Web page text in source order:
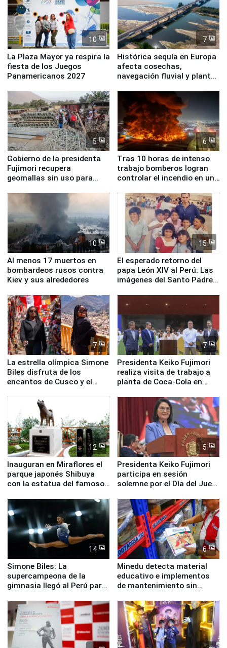
10
La Plaza Mayor ya respira la
fiesta de los Juegos
Panamericanos 2027
7
Histórica sequía en Europa
afecta cosechas,
navegación fluvial y plantas
5
Gobierno de la presidenta
Fujimori recupera
geomallas sin uso para
Fenómeno El Niño
6
Tras 10 horas de intenso
trabajo bomberos logran
controlar el incendio en una
de Chile
10
Al menos 17 muertos en
bombardeos rusos contra
Kiev y sus alrededores
15
El esperado retorno del
papa León XIV al Perú: Las
imágenes del Santo Padre
7
La estrella olímpica Simone
Biles disfruta de los
encantos de Cusco y el
7
Presidenta Keiko Fujimori
realiza visita de trabajo a
planta de Coca-Cola en
12
Inauguran en Miraflores el
parque japonés Shibuya
con la estatua del famoso
5
Presidenta Keiko Fujimori
participa en sesión
solemne por el Día del Juez
14
Simone Biles: La
supercampeona de la
gimnasia llegó al Perú para
Panamericanos Lima 2027
6
Minedu detecta material
educativo e implementos
de mantenimiento sin
la UGEL 2